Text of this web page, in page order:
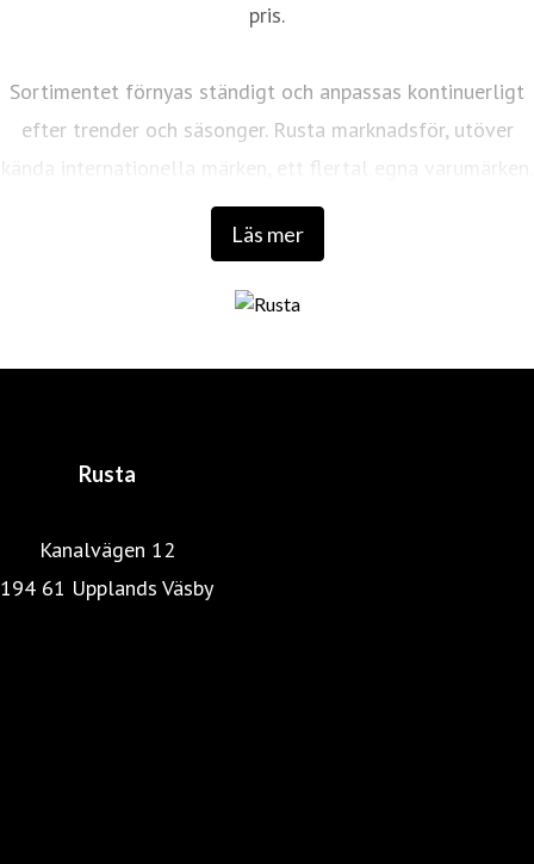
Läs mer
pris.
Sortimentet förnyas ständigt och anpassas kontinuerligt
efter trender och säsonger. Rusta marknadsför, utöver
kända internationella märken, ett flertal egna varumärken.
Det första varuhuset öppnades 1986 av entreprenörerna
fortfarande är företagets huvudägare. De har båda en
Rusta
Kanalvägen 12
194 61 Upplands Väsby